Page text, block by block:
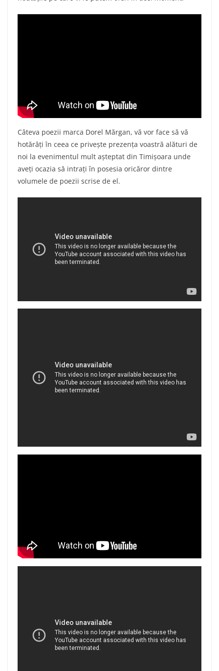
Câteva poezii marca Dorel Mărgan, vă vor face să vă
hotărâți în ceea ce privește prezența voastră alături de
noi la evenimentul mult așteptat din Timișoara unde
aveți ocazia să intrați în posesia oricăror dintre
volumele de poezii scrise de el.